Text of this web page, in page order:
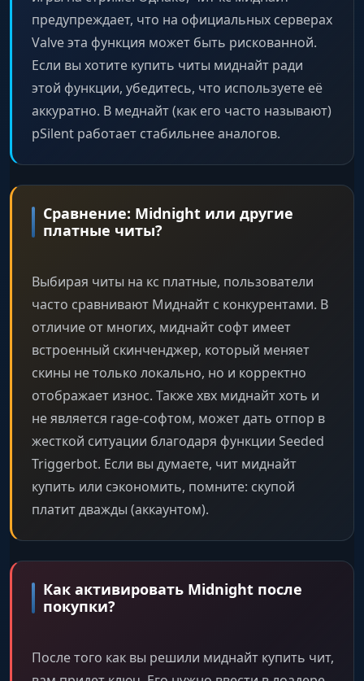
Viewmodel & FOV
Настройка положения рук и угла обзора
Hands Chams
Изменение материалов и цвета рук/перчаток.
Night Mode
Изменение цвета неба, стен и окружения.
Explosive/Molotov/Impact Color
Настройка цветов взрывов, огня и следов от
пуль.
Hud & Misc (Интерфейс и прочее)
Aim Target Hitbox
Визуализация точек аимбота на игроках.
зажиме.
Статический прицел для снайперских
винтовок.
предупреждает, что на официальных серверах
Valve эта функция может быть рискованной.
Если вы хотите купить читы миднайт ради
этой функции, убедитесь, что используете её
аккуратно. В меднайт (как его часто называют)
pSilent работает стабильнее аналогов.
Сравнение: Midnight или другие
платные читы?
Выбирая читы на кс платные, пользователи
часто сравнивают Миднайт с конкурентами. В
отличие от многих, миднайт софт имеет
встроенный скинченджер, который меняет
скины не только локально, но и корректно
отображает износ. Также хвх миднайт хоть и
не является rage-софтом, может дать отпор в
жесткой ситуации благодаря функции Seeded
Triggerbot. Если вы думаете, чит миднайт
купить или сэкономить, помните: скупой
платит дважды (аккаунтом).
Как активировать Midnight после
покупки?
После того как вы решили миднайт купить чит,